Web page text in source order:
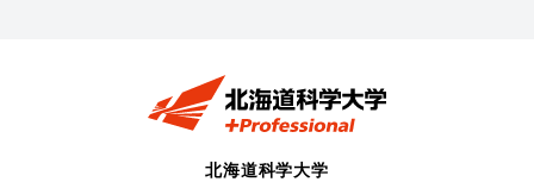
北海道科学大学